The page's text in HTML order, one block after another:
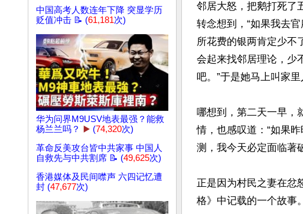
中国高考人数连年下降 突显学历
贬值冲击 📝 (61,181次)
华为问界M9USV地表最强？能救
杨兰兰吗？
▶️ (74,320次)
革命反美攻台皆中共家事 中国人
自救先与中共割席 📝 (49,625次)
香港媒体及民间噤声 六四记忆遭
封 (47,677次)
邻居大怒，把鹅打死了
转念想到，“如果我去
所花费的银两肯定少不
会起来找邻居理论，少
吧。”于是她马上叫家
哪想到，第二天一早，
情，也感叹道：“如果
测，我今天必定面临著
正是因为村民之妻在忿
格》中记载的一个故事。